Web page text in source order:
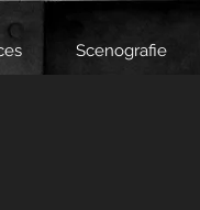
Scenografie